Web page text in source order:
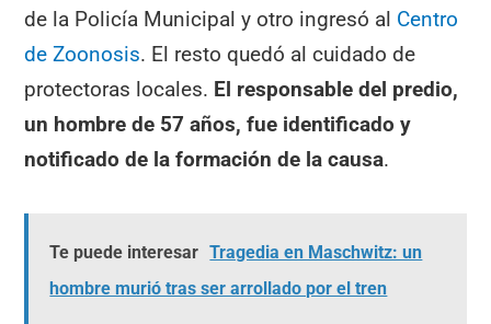
de la Policía Municipal y otro ingresó al Centro
de Zoonosis. El resto quedó al cuidado de
protectoras locales. El responsable del predio,
un hombre de 57 años, fue identificado y
notificado de la formación de la causa.
Te puede interesar Tragedia en Maschwitz: un
hombre murió tras ser arrollado por el tren